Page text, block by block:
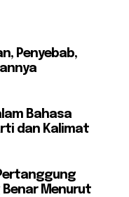
Penyebab,
Bahasa
dan Kalimat
Benar Menurut